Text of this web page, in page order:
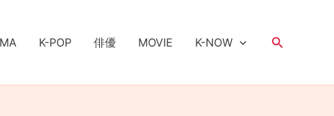
K-POP 俳優 MOVIE K-NOW
検